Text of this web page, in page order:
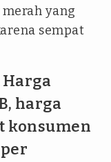
yang
sempat
harga
konsumen